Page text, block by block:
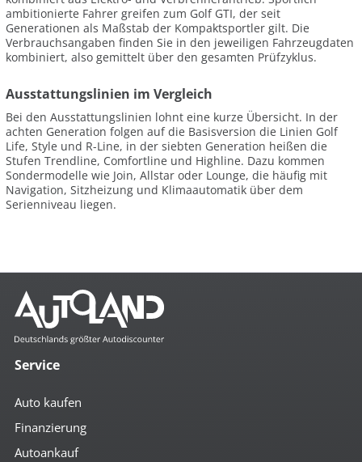
ambitionierte Fahrer greifen zum Golf GTI, der seit
Generationen als Maßstab der Kompaktsportler gilt. Die
Verbrauchsangaben finden Sie in den jeweiligen Fahrzeugdaten
kombiniert, also gemittelt über den gesamten Prüfzyklus.
Ausstattungslinien im Vergleich
Bei den Ausstattungslinien lohnt eine kurze Übersicht. In der
achten Generation folgen auf die Basisversion die Linien Golf
Life, Style und R-Line, in der siebten Generation heißen die
Stufen Trendline, Comfortline und Highline. Dazu kommen
Sondermodelle wie Join, Allstar oder Lounge, die häufig mit
Navigation, Sitzheizung und Klimaautomatik über dem
Serienniveau liegen.
Service
Auto kaufen
Finanzierung
Autoankauf